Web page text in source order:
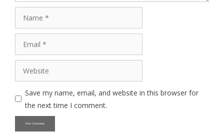
Save my name, email, and website in this browser for
the next time I comment.